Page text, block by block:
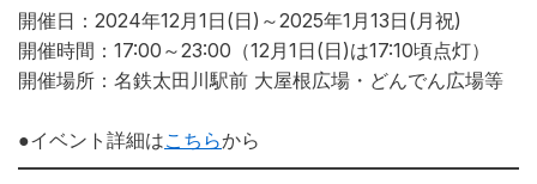
開催日：2024年12月1日(日)～2025年1月13日(月祝)
開催時間：17:00～23:00（12月1日(日)は17:10頃点灯）
開催場所：名鉄太田川駅前 大屋根広場・どんでん広場等
●イベント詳細はこちらから